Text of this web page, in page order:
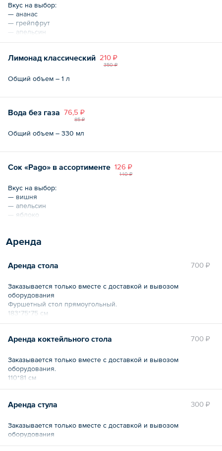
Вкус на выбор:
— ананас
— грейпфрут
— апельсин
— лимон
Общий объем – 1 л 210 ₽
350 ₽
Лимонад классический
Общий объем – 1 л
76,5 ₽
85 ₽
Вода без газа
Общий объем – 330 мл
126 ₽
140 ₽
Сок «Pago» в ассортименте
Вкус на выбор:
— вишня
— апельсин
— яблоко
Аренда
700 ₽
Аренда стола
Заказывается только вместе с доставкой и вывозом
оборудования
Фуршетный стол прямоугольный.
183*75*75 см
700 ₽
Аренда коктейльного стола
Заказывается только вместе с доставкой и вывозом
оборудования.
110*81 см
300 ₽
Аренда стула
Заказывается только вместе с доставкой и вывозом
оборудования